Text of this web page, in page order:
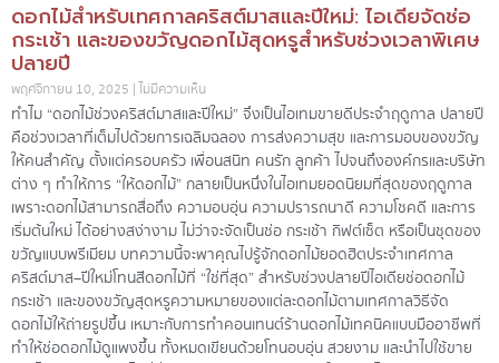
ดอกไม้สำหรับเทศกาลคริสต์มาสและปีใหม่: ไอเดียจัดช่อ
กระเช้า และของขวัญดอกไม้สุดหรูสำหรับช่วงเวลาพิเศษ
ปลายปี
พฤศจิกายน 10, 2025 ไม่มีความเห็น
ทำไม “ดอกไม้ช่วงคริสต์มาสและปีใหม่” จึงเป็นไอเทมขายดีประจำฤดูกาล ปลายปี
คือช่วงเวลาที่เต็มไปด้วยการเฉลิมฉลอง การส่งความสุข และการมอบของขวัญ
ให้คนสำคัญ ตั้งแต่ครอบครัว เพื่อนสนิท คนรัก ลูกค้า ไปจนถึงองค์กรและบริษัท
ต่าง ๆ ทำให้การ “ให้ดอกไม้” กลายเป็นหนึ่งในไอเทมยอดนิยมที่สุดของฤดูกาล
เพราะดอกไม้สามารถสื่อถึง ความอบอุ่น ความปรารถนาดี ความโชคดี และการ
เริ่มต้นใหม่ ได้อย่างสง่างาม ไม่ว่าจะจัดเป็นช่อ กระเช้า กิฟต์เซ็ต หรือเป็นชุดของ
ขวัญแบบพรีเมียม บทความนี้จะพาคุณไปรู้จักดอกไม้ยอดฮิตประจำเทศกาล
คริสต์มาส–ปีใหม่โทนสีดอกไม้ที่ “ใช่ที่สุด” สำหรับช่วงปลายปีไอเดียช่อดอกไม้
กระเช้า และของขวัญสุดหรูความหมายของแต่ละดอกไม้ตามเทศกาลวิธีจัด
ดอกไม้ให้ถ่ายรูปขึ้น เหมาะกับการทำคอนเทนต์ร้านดอกไม้เทคนิคแบบมืออาชีพที่
ทำให้ช่อดอกไม้ดูแพงขึ้น ทั้งหมดเขียนด้วยโทนอบอุ่น สวยงาม และนำไปใช้ขาย